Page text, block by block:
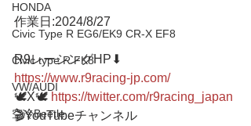
HONDA
Civic Type R EG6/EK9 CR-X EF8
Civic type R FK8
VW/AUDI
空冷Beetle
作業日:2024/8/27
R9レーシングHP⬇︎
https://www.r9racing-jp.com/
🕊X🕊 https://twitter.com/r9racing_japan
🎬YouTubeチャンネル